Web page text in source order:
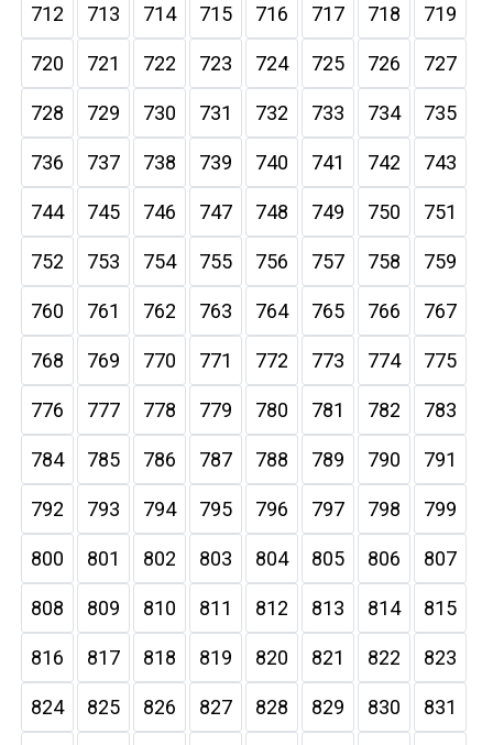
712 713 714 715 716 717 718 719
720 721 722 723 724 725 726 727
728 729 730 731 732 733 734 735
736 737 738 739 740 741 742 743
744 745 746 747 748 749 750 751
752 753 754 755 756 757 758 759
760 761 762 763 764 765 766 767
768 769 770 771 772 773 774 775
776 777 778 779 780 781 782 783
784 785 786 787 788 789 790 791
792 793 794 795 796 797 798 799
800 801 802 803 804 805 806 807
808 809 810 811 812 813 814 815
816 817 818 819 820 821 822 823
824 825 826 827 828 829 830 831